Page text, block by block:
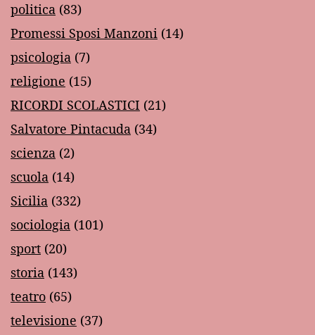
politica (83)
Promessi Sposi Manzoni (14)
psicologia (7)
religione (15)
RICORDI SCOLASTICI (21)
Salvatore Pintacuda (34)
scienza (2)
scuola (14)
Sicilia (332)
sociologia (101)
sport (20)
storia (143)
teatro (65)
televisione (37)